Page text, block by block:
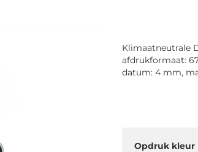
Klimaatneutrale
afdrukformaat:
datum: 4 mm,
Opdruk kleur